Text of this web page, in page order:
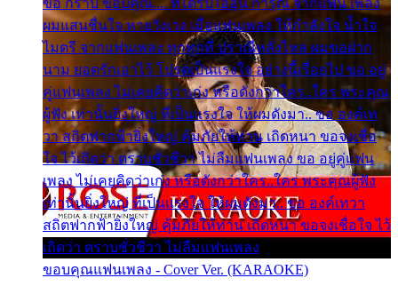
ผมแสนชื่นใจ หายวังเวง เมื่อแฟนเพลง ให้กำลังใจ น้ำใจ
ไมตรี จากแฟนเพลง ทุกทุกที่ ปราณีหลั่งไหล ผมขอฝาก
นาม ยอดรักเอาไว้ โปรดเป็นแรงใจ อย่างนี้เรื่อยไป ขอ อยู่
คู่แฟนเพลง ไม่เคยคิดว่าเก่ง หรือดังกว่าใคร..ใคร พระคุณ
ผู้ฟัง เท่านั้นยิ่งใหญ่ ที่เป็นแรงใจ ให้ผมดังมา.. ขอ องค์เท
วา สถิตฟากฟ้ายิ่งใหญ่ คุ้มภัยให้ท่าน เถิดหนา ขอจงเชื่อ
ใจ ไว้เถิดว่า ตราบชั่วชีวา ไม่ลืมแฟนเพลง ขอ อยู่คู่แฟน
เพลง ไม่เคยคิดว่าเก่ง หรือดังกว่าใคร..ใคร พระคุณผู้ฟัง
เท่านั้นยิ่งใหญ่ ที่เป็นแรงใจ ให้ผมดังมา.. ขอ องค์เทวา
สถิตฟากฟ้ายิ่งใหญ่ คุ้มภัยให้ท่าน เถิดหนา ขอจงเชื่อใจ ไว้
เถิดว่า ตราบชั่วชีวา ไม่ลืมแฟนเพลง
ขอบคุณแฟนเพลง - Cover Ver. (KARAOKE)